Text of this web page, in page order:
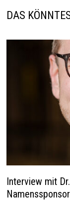
DAS
Interview mit